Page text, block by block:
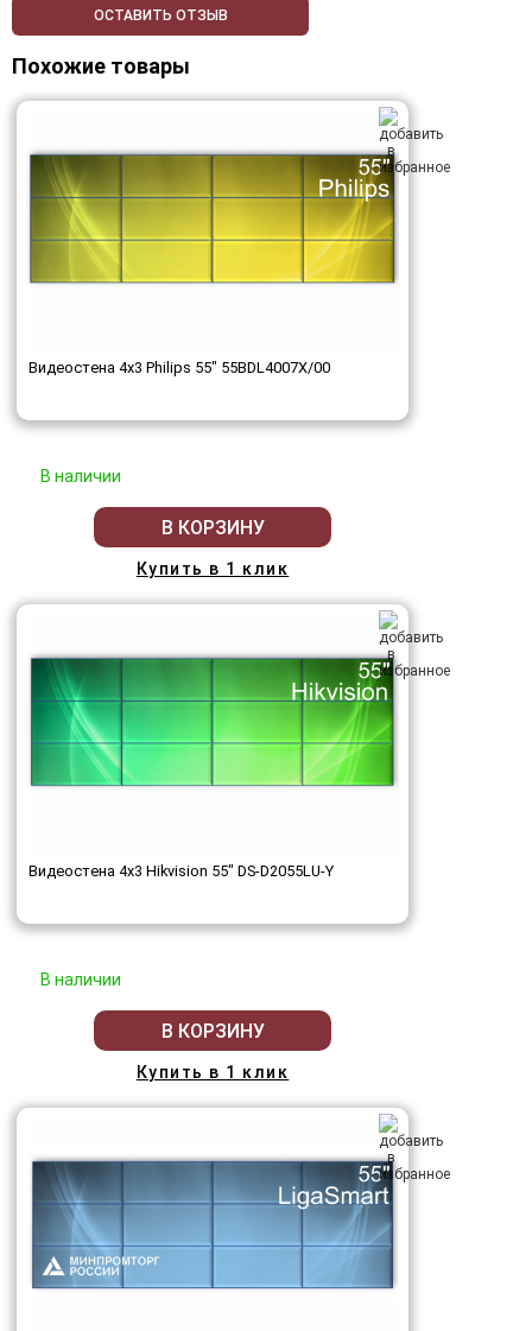
ОСТАВИТЬ ОТЗЫВ
Похожие товары
Видеостена 4x3 Philips 55" 55BDL4007X/00
В наличии
В КОРЗИНУ
Купить в 1 клик
Видеостена 4x3 Hikvision 55" DS-D2055LU-Y
В наличии
В КОРЗИНУ
Купить в 1 клик